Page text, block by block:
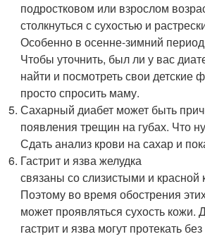
подростковом или взрослом
столкнуться с сухостью и
Особенно в осенне-зимний
Чтобы уточнить, был ли у вас
найти и посмотреть свои детские
просто спросить маму.
Сахарный диабет может быть
появления трещин на губах. Что
Сдать анализ крови на сахар и
Гастрит и язва желудка
связаны со слизистыми и красной
Поэтому во время обострения
может проявляться сухость кожи.
гастрит и язва могут протекать